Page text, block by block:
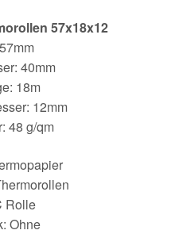
57x18x12
40mm
18m
12mm
48 g/qm
Rolle
Ohne